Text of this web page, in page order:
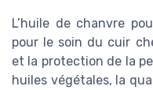
L’huile de chanvre
pour le soin du cuir
et la protection de la
huiles végétales, la